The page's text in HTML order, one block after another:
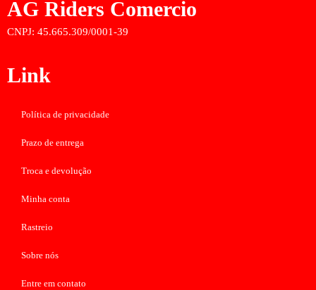
AG Riders Comercio
CNPJ: 45.665.309/0001-39
Link
Política de privacidade
Prazo de entrega
Troca e devolução
Minha conta
Rastreio
Sobre nós
Entre em contato